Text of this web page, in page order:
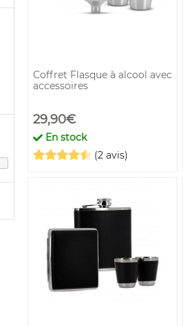
Coffret Flasque à alcool avec
accessoires
29,90€
En stock
(2 avis)